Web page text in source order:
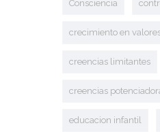
Consciencia
crecimiento en
creencias limitantes
creencias
educacion infantil